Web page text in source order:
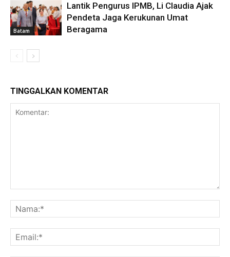
Batam
Lantik Pengurus IPMB, Li Claudia Ajak
Pendeta Jaga Kerukunan Umat
Beragama
TINGGALKAN KOMENTAR